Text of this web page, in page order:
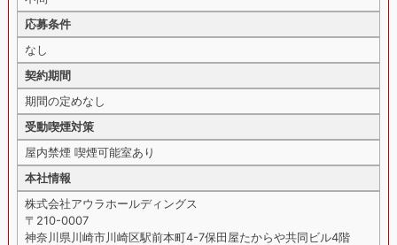
応募条件
なし
契約期間
期間の定めなし
受動喫煙対策
屋内禁煙 喫煙可能室あり
本社情報
株式会社アウラホールディングス
〒210-0007
神奈川県川崎市川崎区駅前本町4-7保田屋たからや共同ビル4階